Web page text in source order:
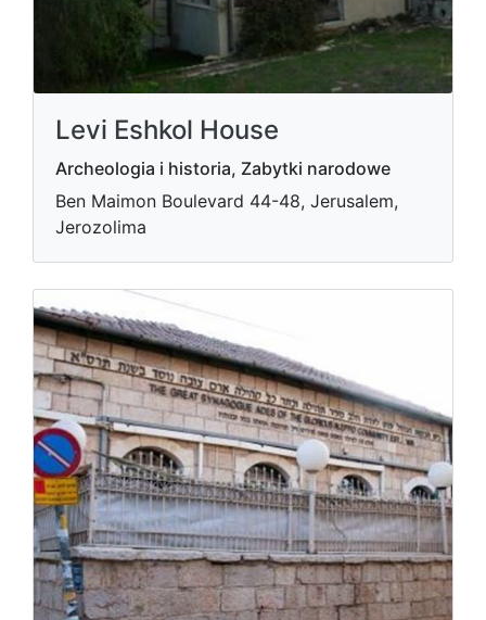
Levi Eshkol House
Archeologia i historia, Zabytki narodowe
Ben Maimon Boulevard 44-48, Jerusalem,
Jerozolima